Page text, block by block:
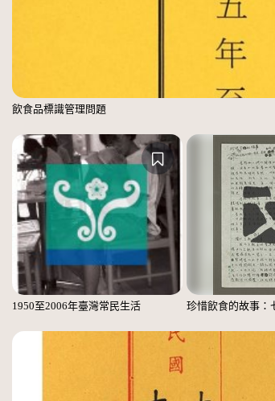
飲食品標識管理問題
1950至2006年臺灣常民生活